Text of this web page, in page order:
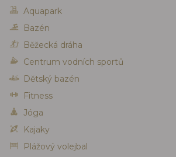
Aquapark
Bazén
Běžecká dráha
Centrum vodních sportů
Dětský bazén
Fitness
Jóga
Kajaky
Plážový volejbal